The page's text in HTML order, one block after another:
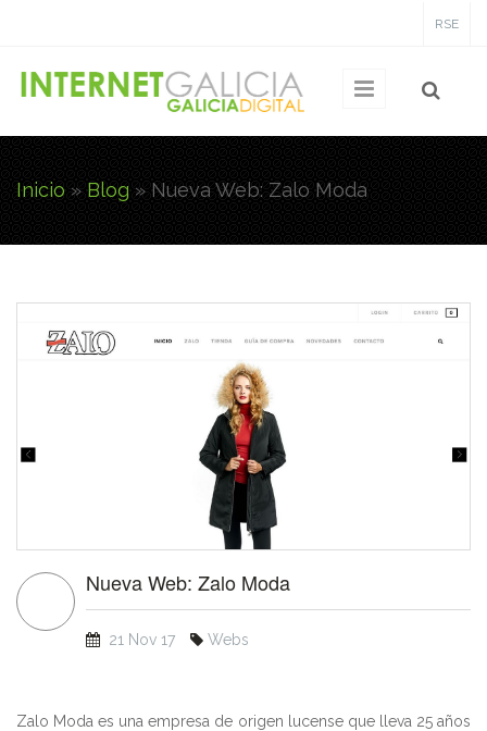
RSE
Usted está aquí
Inicio » Blog » Nueva Web: Zalo Moda
Nueva Web: Zalo Moda
21 Nov 17 Webs
Zalo Moda es una empresa de origen lucense que lleva 25 años